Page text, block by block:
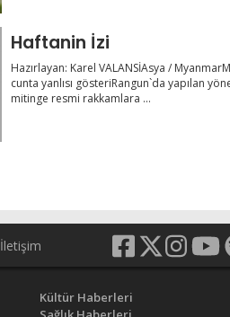
Haftanin İzi
Hazırlayan: Karel VALANSİAsya /
cunta yanlısı gösteriRangun`da yapılan
mitinge resmi rakkamlara ...
İletişim
Kültür Haberleri